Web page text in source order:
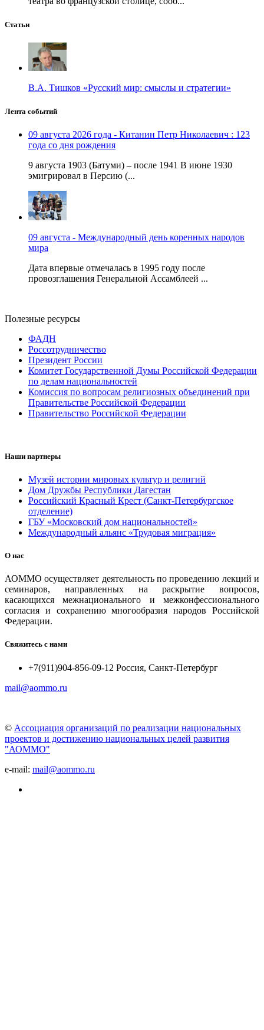
Статьи
В.А. Тишков «Русский мир: смыслы и стратегии»
Лента событий
09 августа 2026 года - Китанин Петр Николаевич : 123
года со дня рождения
9 августа 1903 (Батуми) – после 1941 В июне 1930
эмигрировал в Персию (...
09 августа - Международный день коренных народов
мира
Дата впервые отмечалась в 1995 году после
провозглашения Генеральной Ассамблеей ...
Полезные ресурсы
ФАДН
Россотрудничество
Президент России
Комитет Государственной Думы Российской Федерации
по делам национальностей
Комиссия по вопросам религиозных объединений при
Правительстве Российской Федерации
Правительство Российской Федерации
Наши партнеры
Музей истории мировых культур и религий
Дом Дружбы Республики Дагестан
Российский Красный Крест (Санкт-Петербургское
отделение)
ГБУ «Московский дом национальностей»
Международный альянс «Трудовая миграция»
О нас
АОММО осуществляет деятельность по проведению лекций и
семинаров, направленных на раскрытие вопросов,
касающихся межнационального и межконфессионального
согласия и сохранению многообразия народов Российской
Федерации.
Свяжитесь с нами
+7(911)904-856-09-12 Россия, Санкт-Петербург
mail@aommo.ru
© Ассоциация организаций по реализации национальных
проектов и достижению национальных целей развития
"АОММО"
e-mail: mail@aommo.ru